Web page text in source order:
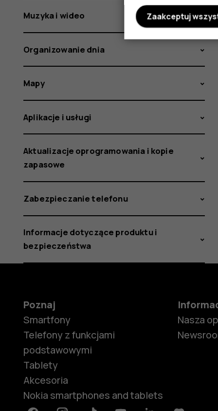
Muzyka i wideo
Organizowanie dnia
Mapy
Aplikacje i usługi
Aktualizacje oprogramowania i kopie
zapasowe
Zabezpieczanie telefonu
Informacje dotyczące produktu i
bezpieczeństwa
Poznaj
Smartfony
Telefony z funkcjami
podstawowymi
Tablety
Akcesoria
Nokia smartphones and tablets
Nasza
Zaakceptuj